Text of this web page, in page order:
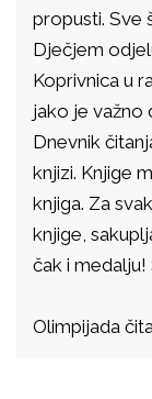
propusti. Sve
Dječjem
Koprivnica u
jako je važno
Dnevnik
knjizi. Knjige
knjiga. Za
knjige,
čak i medalju!
Olimpijada